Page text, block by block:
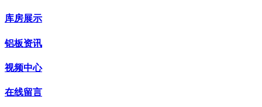
库房展示
铝板资讯
视频中心
在线留言